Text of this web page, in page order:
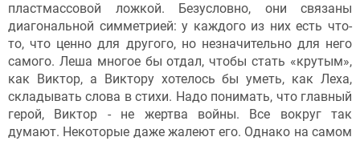
пластмассовой ложкой. Безусловно, они связаны
диагональной симметрией: у каждого из них есть что-
то, что ценно для другого, но незначительно для него
самого. Леша многое бы отдал, чтобы стать «крутым»,
как Виктор, а Виктору хотелось бы уметь, как Леха,
складывать слова в стихи. Надо понимать, что главный
герой, Виктор - не жертва войны. Все вокруг так
думают. Некоторые даже жалеют его. Однако на самом